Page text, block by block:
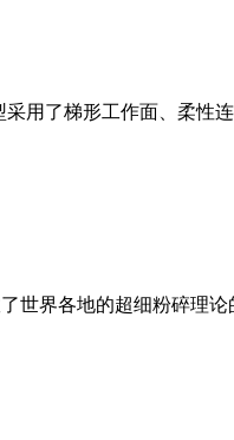
用了梯形工作面、柔性
界各地的超细粉碎理